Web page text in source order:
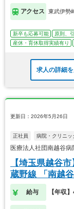
アクセス 東武伊勢
新卒も応募可能 原則、
産休・育休取得実績有り
求人の詳細
更新日：2026年5月26日
正社員 病院・クリニッ
医療法人社団南越谷病
【埼玉県越谷
蔵野線 「南越
給与 【年収